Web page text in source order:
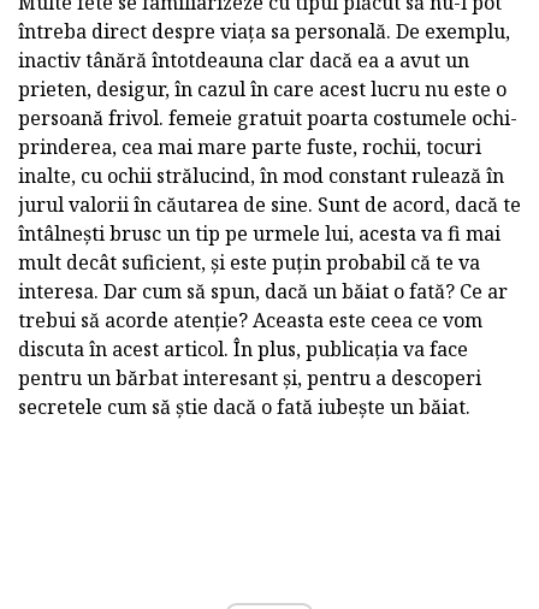
întreba direct despre viața sa personală. De exemplu,
inactiv tânără întotdeauna clar dacă ea a avut un
prieten, desigur, în cazul în care acest lucru nu este o
persoană frivol. femeie gratuit poarta costumele ochi-
prinderea, cea mai mare parte fuste, rochii, tocuri
inalte, cu ochii strălucind, în mod constant rulează în
jurul valorii în căutarea de sine. Sunt de acord, dacă te
întâlnești brusc un tip pe urmele lui, acesta va fi mai
mult decât suficient, și este puțin probabil că te va
interesa. Dar cum să spun, dacă un băiat o fată? Ce ar
trebui să acorde atenție? Aceasta este ceea ce vom
discuta în acest articol. În plus, publicația va face
pentru un bărbat interesant și, pentru a descoperi
secretele cum să știe dacă o fată iubește un băiat.